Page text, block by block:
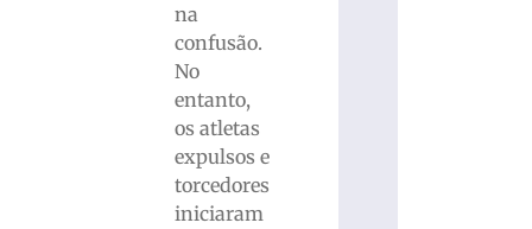
na
confusão.
No
entanto,
os atletas
expulsos e
torcedores
iniciaram